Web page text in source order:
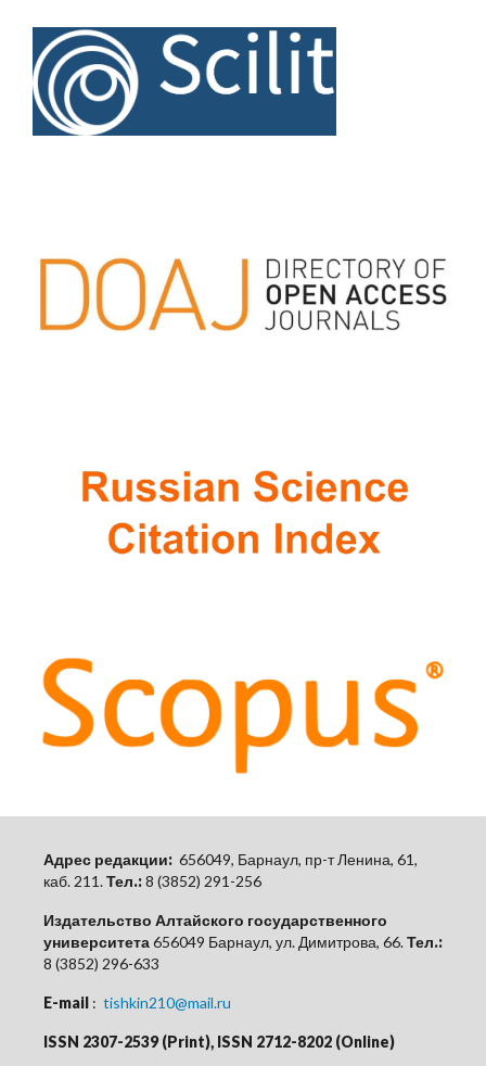
Адрес редакции: 656049, Барнаул, пр-т Ленина, 61,
каб. 211.Тел.:8 (3852) 291-256
Издательство Алтайского государственного
университета656049 Барнаул, ул. Димитрова, 66.Тел.:
8 (3852) 296-633
E-mail : tishkin210@mail.ru
ISSN 2307-2539 (Print), ISSN 2712-8202 (Online)